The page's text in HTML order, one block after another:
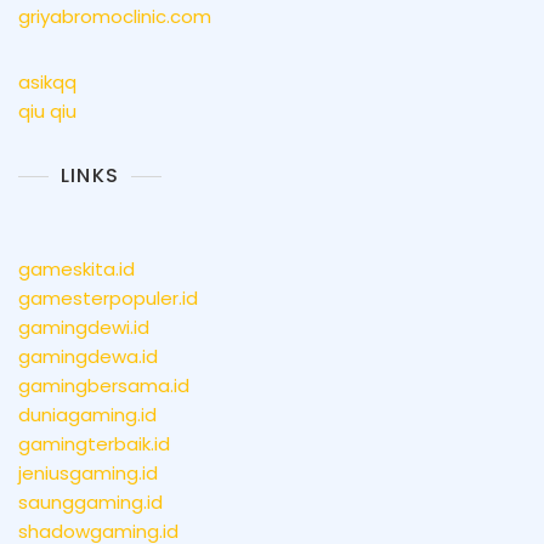
griyabromoclinic.com
asikqq
qiu qiu
LINKS
gameskita.id
gamesterpopuler.id
gamingdewi.id
gamingdewa.id
gamingbersama.id
duniagaming.id
gamingterbaik.id
jeniusgaming.id
saunggaming.id
shadowgaming.id